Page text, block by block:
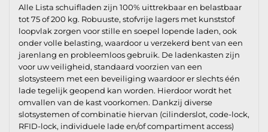
Alle Lista schuifladen zijn 100% uittrekbaar en belastbaar
tot 75 of 200 kg. Robuuste, stofvrije lagers met kunststof
loopvlak zorgen voor stille en soepel lopende laden, ook
onder volle belasting, waardoor u verzekerd bent van een
jarenlang en probleemloos gebruik. De ladenkasten zijn
voor uw veiligheid, standaard voorzien van een
slotsysteem met een beveiliging waardoor er slechts één
lade tegelijk geopend kan worden. Hierdoor wordt het
omvallen van de kast voorkomen. Dankzij diverse
slotsystemen of combinatie hiervan (cilinderslot, code-lock,
RFID-lock, individuele lade en/of compartiment access)